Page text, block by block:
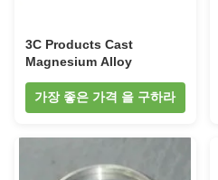
3C Products Cast
Magnesium Alloy
가장 좋은 가격 을 구하라